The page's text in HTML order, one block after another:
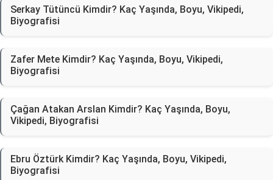
Serkay Tütüncü Kimdir? Kaç Yaşında, Boyu, Vikipedi,
Biyografisi
Zafer Mete Kimdir? Kaç Yaşında, Boyu, Vikipedi,
Biyografisi
Çağan Atakan Arslan Kimdir? Kaç Yaşında, Boyu,
Vikipedi, Biyografisi
Ebru Öztürk Kimdir? Kaç Yaşında, Boyu, Vikipedi,
Biyografisi